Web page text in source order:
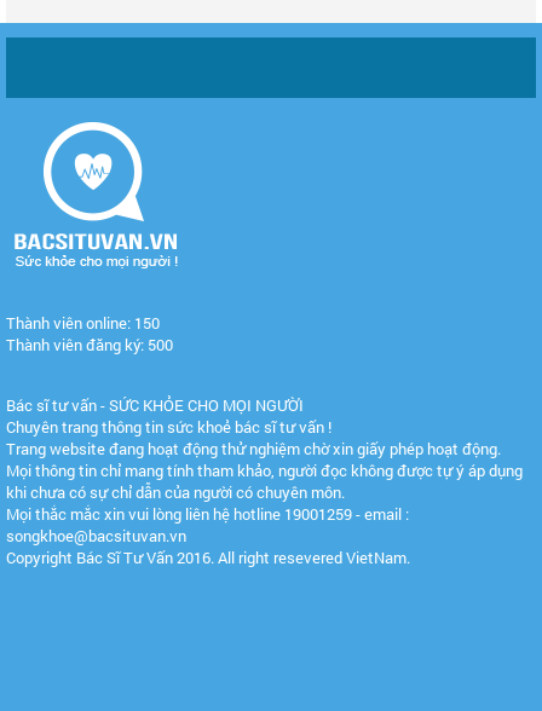
Thành viên online: 150
Thành viên đăng ký: 500
Bác sĩ tư vấn - SỨC KHỎE CHO MỌI NGƯỜI
Chuyên trang thông tin sức khoẻ bác sĩ tư vấn !
Trang website đang hoạt động thử nghiệm chờ xin giấy phép hoạt động.
Mọi thông tin chỉ mang tính tham khảo, người đọc không được tự ý áp dụng
khi chưa có sự chỉ dẫn của người có chuyên môn.
Mọi thắc mắc xin vui lòng liên hệ hotline 19001259 - email :
songkhoe@bacsituvan.vn
Copyright Bác Sĩ Tư Vấn 2016. All right resevered VietNam.